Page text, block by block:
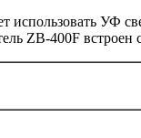
использовать УФ
ZB-400F встроен